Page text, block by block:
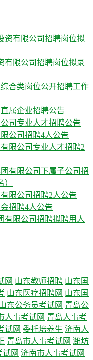
有限公司招聘岗位拟录
合类岗位公开招聘工作
属企业招聘公告
司专业人才招聘公告
公司招聘4人公告
限公司专业人才招聘2
有限公司下属子公司招
限公司招聘2人公告
招聘4人公告
有限公司招聘拟聘用人
网 山东教师招聘 山东国
山东医疗招聘网 山东国
山东公务员考试网 青岛公
人事考试网 青岛人事考
试网 委托培养生 济南人
青岛市人事考试网 潍坊
试网 济南市人事考试网